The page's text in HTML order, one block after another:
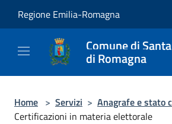
Regione Emilia-Romagna
Comune di
di Romagna
Home > Servizi > Anagrafe e stato
Certificazioni in materia elettorale